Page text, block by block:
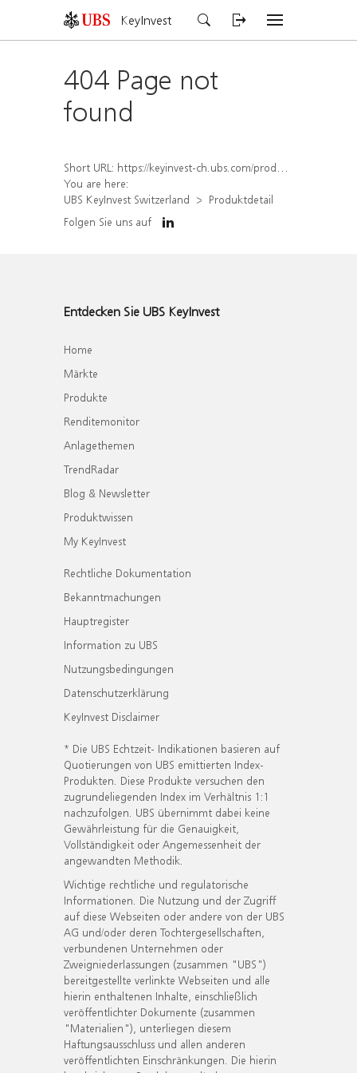
KeyInvest
404 Page not
found
Short URL: https://keyinvest-ch.ubs.com/produkt/detail/index/isin/CH1572311145
You are here:
UBS KeyInvest Switzerland
Produktdetail
Folgen Sie uns auf
Entdecken Sie UBS KeyInvest
Home
Märkte
Produkte
Renditemonitor
Anlagethemen
TrendRadar
Blog & Newsletter
Produktwissen
My KeyInvest
Rechtliche Dokumentation
Bekanntmachungen
Hauptregister
Information zu UBS
Nutzungsbedingungen
Datenschutzerklärung
KeyInvest Disclaimer
* Die UBS Echtzeit- Indikationen basieren auf
Quotierungen von UBS emittierten Index-
Produkten. Diese Produkte versuchen den
zugrundeliegenden Index im Verhältnis 1:1
nachzufolgen. UBS übernimmt dabei keine
Gewährleistung für die Genauigkeit,
Vollständigkeit oder Angemessenheit der
angewandten Methodik.
Wichtige rechtliche und regulatorische
Informationen. Die Nutzung und der Zugriff
auf diese Webseiten oder andere von der UBS
AG und/oder deren Tochtergesellschaften,
verbundenen Unternehmen oder
Zweigniederlassungen (zusammen "UBS")
bereitgestellte verlinkte Webseiten und alle
hierin enthaltenen Inhalte, einschließlich
veröffentlichter Dokumente (zusammen
"Materialien"), unterliegen diesem
Haftungsausschluss und allen anderen
veröffentlichten Einschränkungen. Die hierin